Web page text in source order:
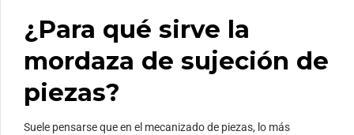
¿Para qué sirve la
mordaza de sujeción de
piezas?
Suele pensarse que en el mecanizado de piezas, lo más